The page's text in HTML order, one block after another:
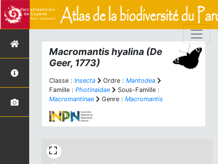
Macromantis hyalina (De
Geer, 1773)
Classe : Insecta Ordre : Mantodea
Famille : Photinaidae
Sous-Famille :
Macromantinae
Genre : Macromantis